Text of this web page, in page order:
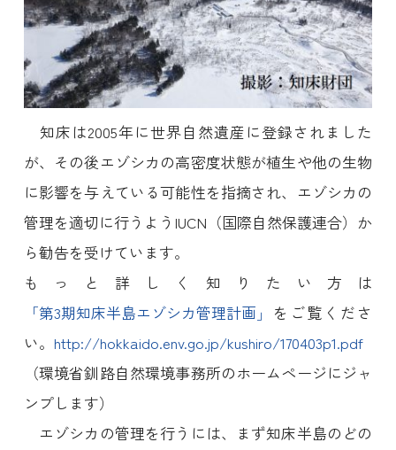
知床は2005年に世界自然遺産に登録されました
が、その後エゾシカの高密度状態が植生や他の生物
に影響を与えている可能性を指摘され、エゾシカの
管理を適切に行うようIUCN（国際自然保護連合）か
ら勧告を受けています。
もっと詳しく知りたい方は
「第3期知床半島エゾシカ管理計画」 をご覧くださ
い。 http://hokkaido.env.go.jp/kushiro/170403p1.pdf
（環境省釧路自然環境事務所のホームページにジャ
ンプします）
エゾシカの管理を行うには、まず知床半島のどの